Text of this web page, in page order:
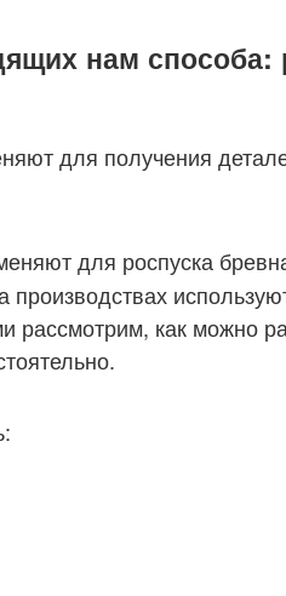
нам способа:
для получения
для роспуска
производствах
рассмотрим, как можно